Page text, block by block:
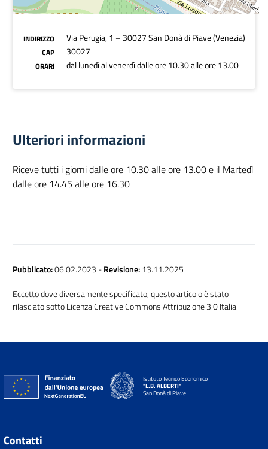
INDIRIZZO Via Perugia, 1 – 30027 San Donà di Piave (Venezia)
CAP 30027
ORARI dal lunedì al venerdì dalle ore 10.30 alle ore 13.00
Ulteriori informazioni
Riceve tutti i giorni dalle ore 10.30 alle ore 13.00 e il Martedì
dalle ore 14.45 alle ore 16.30
Pubblicato:06.02.2023 -Revisione:13.11.2025
Eccetto dove diversamente specificato, questo articolo è stato
rilasciato sotto Licenza Creative Commons Attribuzione 3.0 Italia.
Istituto Tecnico Economico
"L.B. ALBERTI"
San Donà di Piave
Contatti